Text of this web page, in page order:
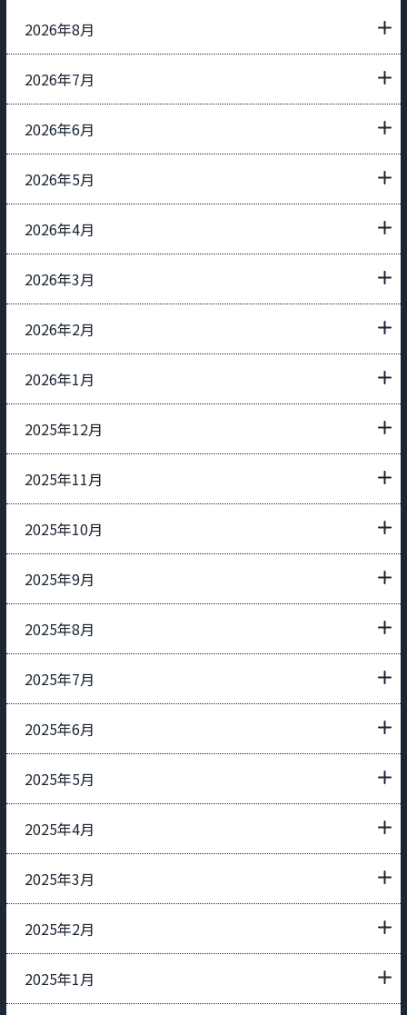
2026年8月
2026年7月
2026年6月
2026年5月
2026年4月
2026年3月
2026年2月
2026年1月
2025年12月
2025年11月
2025年10月
2025年9月
2025年8月
2025年7月
2025年6月
2025年5月
2025年4月
2025年3月
2025年2月
2025年1月